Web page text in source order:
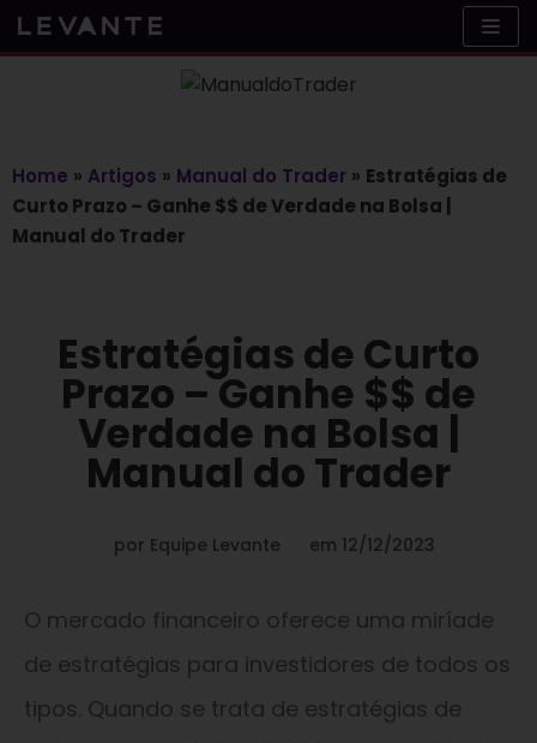
Skip
to
Home » Artigos » Manual do Trader » Estratégias de
Curto Prazo – Ganhe $$ de Verdade na Bolsa |
Manual do Trader
Estratégias de Curto
Prazo – Ganhe $$ de
Verdade na Bolsa |
Manual do Trader
por Equipe Levante em 12/12/2023
O mercado financeiro oferece uma miríade
de estratégias para investidores de todos os
tipos. Quando se trata de estratégias de